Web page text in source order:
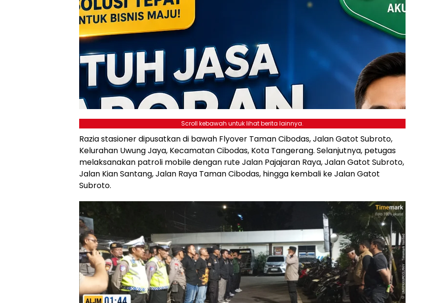
Scroll kebawah untuk lihat berita lainnya.
Razia stasioner dipusatkan di bawah Flyover Taman Cibodas, Jalan Gatot Subroto,
Kelurahan Uwung Jaya, Kecamatan Cibodas, Kota Tangerang. Selanjutnya, petugas
melaksanakan patroli mobile dengan rute Jalan Pajajaran Raya, Jalan Gatot Subroto,
Jalan Kian Santang, Jalan Raya Taman Cibodas, hingga kembali ke Jalan Gatot
Subroto.